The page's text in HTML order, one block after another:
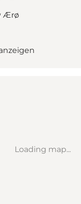
Ærø
Loading map...